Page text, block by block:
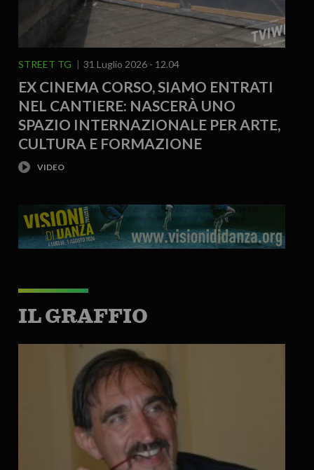
STREET TG 31 Luglio 2026 - 12.04
EX CINEMA CORSO, SIAMO ENTRATI
NEL CANTIERE: NASCERÀ UNO
SPAZIO INTERNAZIONALE PER ARTE,
CULTURA E FORMAZIONE
IL GRAFFIO